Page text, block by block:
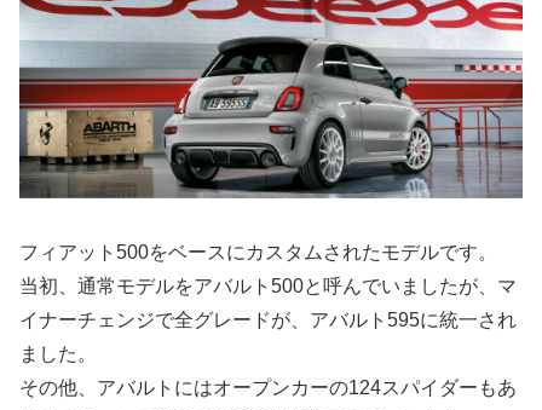
フィアット500をベースにカスタムされたモデルです。
当初、通常モデルをアバルト500と呼んでいましたが、マ
イナーチェンジで全グレードが、アバルト595に統一され
ました。
その他、アバルトにはオープンカーの124スパイダーもあ